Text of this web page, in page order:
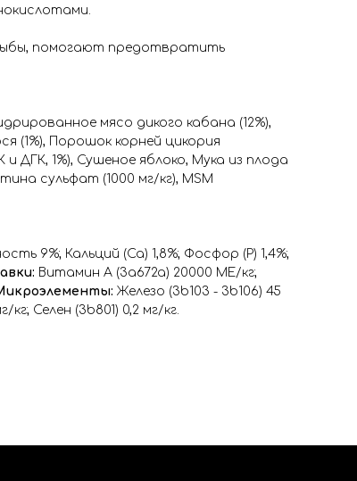
помогают предотвратить
мясо дикого кабана (12%),
(1%), Порошок корней цикория
ДГК, 1%), Сушеное яблоко, Мука из плода
сульфат (1000 мг/кг), MSM
9%; Кальций (Са) 1,8%; Фосфор (P) 1,4%;
Витамин A (3a672a) 20000 МЕ/кг;
Железо (3b103 - 3b106) 45
Селен (3b801) 0,2 мг/кг.